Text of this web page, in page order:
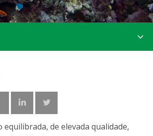
equilibrada, de elevada qualidade,